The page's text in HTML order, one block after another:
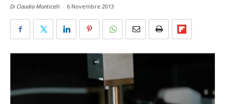
Di Claudia Monticelli - 6 Novembre 2013